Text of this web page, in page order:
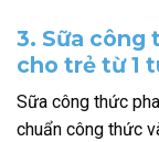
3. Sữa công
cho trẻ từ 1
Sữa công thức
chuẩn công thức